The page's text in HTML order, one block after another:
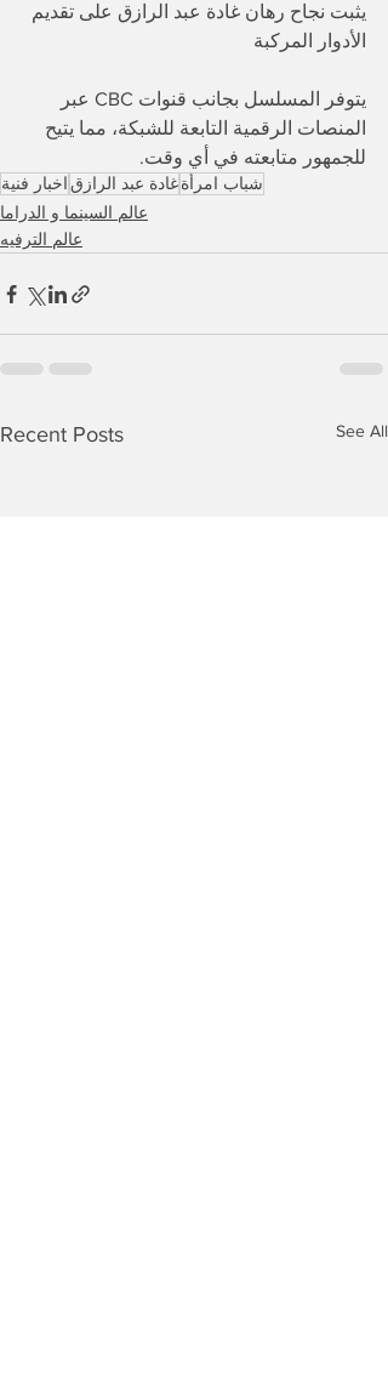
يثبت نجاح رهان غادة عبد الرازق على تقديم
الأدوار المركبة
​يتوفر المسلسل بجانب قنوات CBC عبر
المنصات الرقمية التابعة للشبكة، مما يتيح
للجمهور متابعته في أي وقت.
اخبار فنيةغادة عبد الرازقشباب امرأة
عالم السينما و الدراما
عالم الترفيه
Recent Posts See All